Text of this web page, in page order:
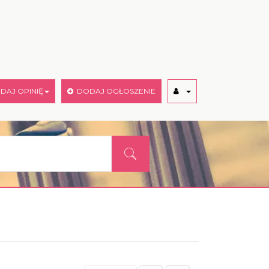
OPINIĘ DODAJ OGŁOSZENIE